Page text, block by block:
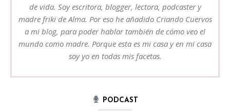
de vida. Soy escritora, blogger, lectora, podcaster y
madre friki de Alma. Por eso he añadido Criando Cuervos
a mi blog, para poder hablar también de cómo veo el
mundo como madre. Porque esta es mi casa y en mi casa
soy yo en todas mis facetas.
PODCAST